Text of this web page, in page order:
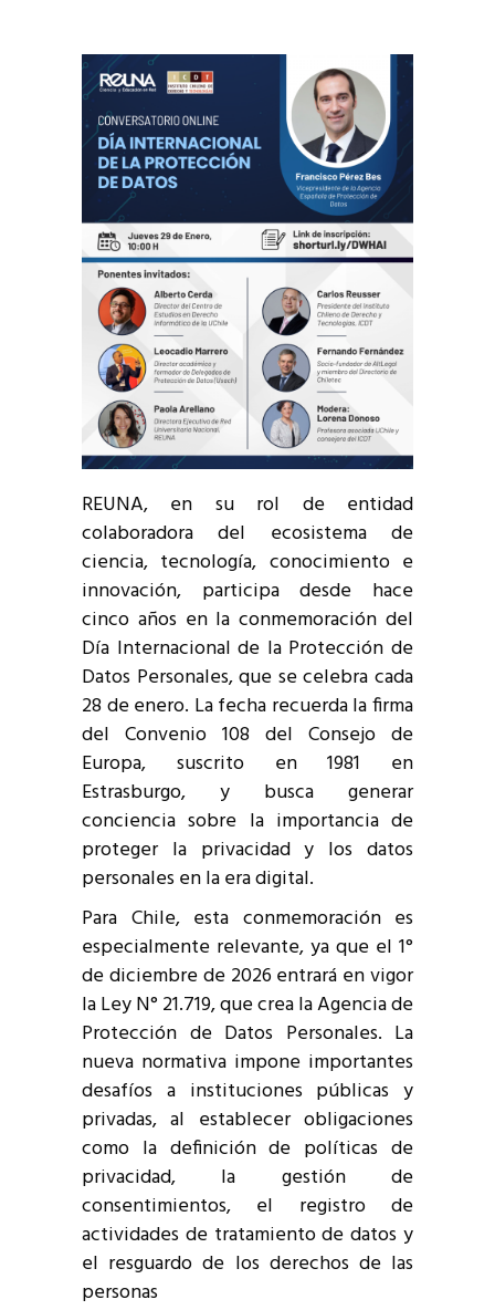
REUNA, en su rol de entidad
colaboradora del ecosistema de
ciencia, tecnología, conocimiento e
innovación, participa desde hace
cinco años en la conmemoración del
Día Internacional de la Protección de
Datos Personales, que se celebra cada
28 de enero. La fecha recuerda la firma
del Convenio 108 del Consejo de
Europa, suscrito en 1981 en
Estrasburgo, y busca generar
conciencia sobre la importancia de
proteger la privacidad y los datos
personales en la era digital.
Para Chile, esta conmemoración es
especialmente relevante, ya que el 1°
de diciembre de 2026 entrará en vigor
la Ley N° 21.719, que crea la Agencia de
Protección de Datos Personales. La
nueva normativa impone importantes
desafíos a instituciones públicas y
privadas, al establecer obligaciones
como la definición de políticas de
privacidad, la gestión de
consentimientos, el registro de
actividades de tratamiento de datos y
el resguardo de los derechos de las
personas